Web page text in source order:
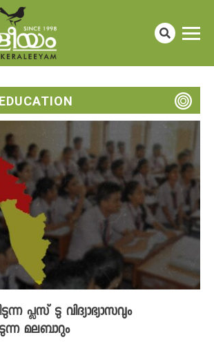
പ്ലസ് ടു വിദ്യാഭ്യാസവും
മലബാറും